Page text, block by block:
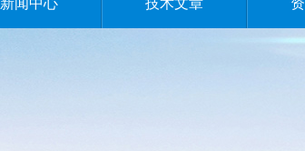
新闻中心 技术文章